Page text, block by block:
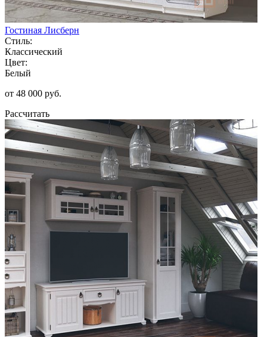
Гостиная Лисберн
Стиль:
Классический
Цвет:
Белый
от 48 000 руб.
Рассчитать